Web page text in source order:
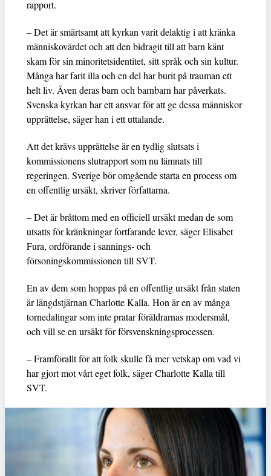
rapport.
– Det är smärtsamt att kyrkan varit delaktig i att kränka
människovärdet och att den bidragit till att barn känt
skam för sin minoritetsidentitet, sitt språk och sin kultur.
Många har farit illa och en del har burit på trauman ett
helt liv. Även deras barn och barnbarn har påverkats.
Svenska kyrkan har ett ansvar för att ge dessa människor
upprättelse, säger han i ett uttalande.
Att det krävs upprättelse är en tydlig slutsats i
kommissionens slutrapport som nu lämnats till
regeringen. Sverige bör omgående starta en process om
en offentlig ursäkt, skriver författarna.
– Det är bråttom med en officiell ursäkt medan de som
utsatts för kränkningar fortfarande lever, säger Elisabet
Fura, ordförande i sannings- och
försoningskommissionen till SVT.
En av dem som hoppas på en offentlig ursäkt från staten
är längdstjärnan Charlotte Kalla. Hon är en av många
tornedalingar som inte pratar föräldrarnas modersmål,
och vill se en ursäkt för försvenskningsprocessen.
– Framförallt för att folk skulle få mer vetskap om vad vi
har gjort mot vårt eget folk, säger Charlotte Kalla till
SVT.